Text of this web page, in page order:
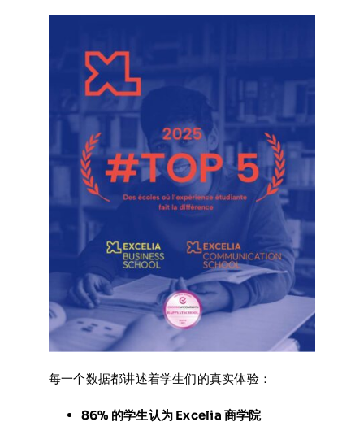
每一个数据都讲述着学生们的真实体验：
86% 的学生认为 Excelia 商学院